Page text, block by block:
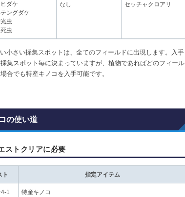
ダケ
ングダケ
虫
虫
なし セッチャクロアリ
小さい採集スポットは、全てのフィールドに出現します。入手
集スポット毎に決まっていますが、植物であればどのフィール
合でも特産キノコを入手可能です。
の使い道
ストクリアに必要
ト 指定アイテム
1 特産キノコ